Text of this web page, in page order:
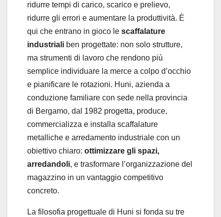
ridurre tempi di carico, scarico e prelievo,
ridurre gli errori e aumentare la produttività. È
qui che entrano in gioco le scaffalature
industriali ben progettate: non solo strutture,
ma strumenti di lavoro che rendono più
semplice individuare la merce a colpo d’occhio
e pianificare le rotazioni. Huni, azienda a
conduzione familiare con sede nella provincia
di Bergamo, dal 1982 progetta, produce,
commercializza e installa scaffalature
metalliche e arredamento industriale con un
obiettivo chiaro: ottimizzare gli spazi,
arredandoli, e trasformare l’organizzazione del
magazzino in un vantaggio competitivo
concreto.
La filosofia progettuale di Huni si fonda su tre